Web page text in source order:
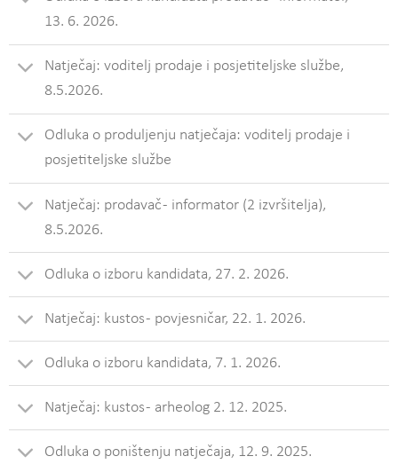
13. 6. 2026.
Natječaj: voditelj prodaje i posjetiteljske službe,
8.5.2026.
Odluka o produljenju natječaja: voditelj prodaje i
posjetiteljske službe
Natječaj: prodavač - informator (2 izvršitelja),
8.5.2026.
Odluka o izboru kandidata, 27. 2. 2026.
Natječaj: kustos - povjesničar, 22. 1. 2026.
Odluka o izboru kandidata, 7. 1. 2026.
Natječaj: kustos - arheolog 2. 12. 2025.
Odluka o poništenju natječaja, 12. 9. 2025.